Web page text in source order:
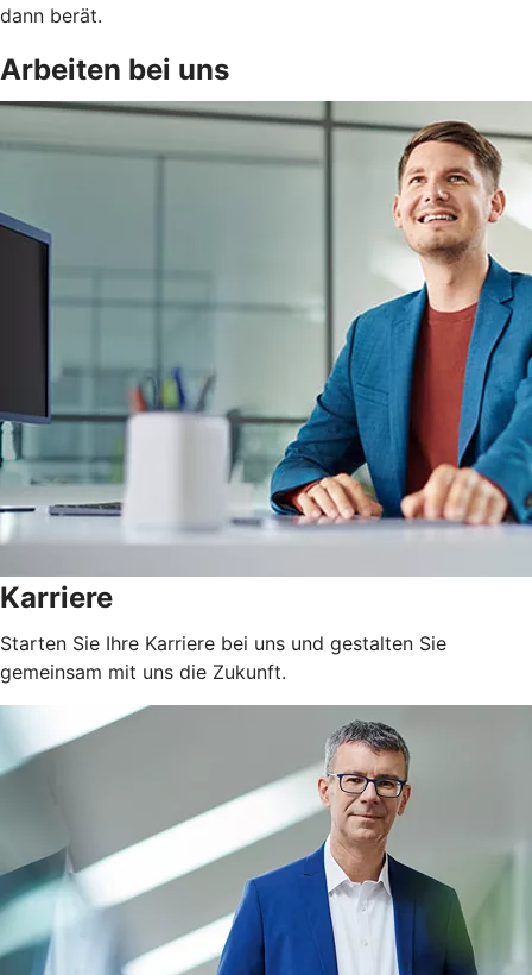
dann berät.
Arbeiten bei uns
Karriere
Starten Sie Ihre Karriere bei uns und gestalten Sie
gemeinsam mit uns die Zukunft.